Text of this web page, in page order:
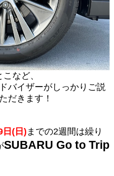
など、
バイザーがしっかりご説
だきます！
日(日)までの2週間は繰り
SUBARU Go to Trip